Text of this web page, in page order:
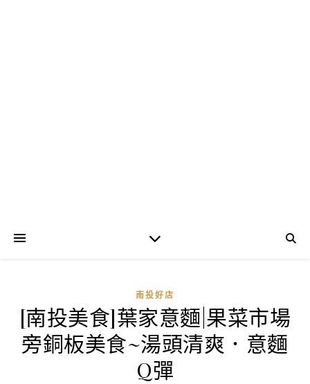
南投好店
[南投美食]葉家意麵|果菜市場
旁銅板美食~湯頭清爽．意麵
Q彈